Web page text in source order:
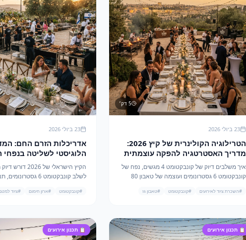
5 דק׳
23 ביולי 2026
הטרילוגיה הקולינרית של קיץ 2026:
מדריך האסטרטגיה להפקה עוצמתית
עם השילוש המנצח של מהמהאיך משלבים דיוק של קונבקטומט 4 מגשים, נפח של
קונבקטומט 6 גסטרונומים ועוצמה של טאבון 80
ביותר של 2026.
#השכרת ציוד לאירועים #קונבקטומט #טאבון גז
23 ביולי 2026
אדריכלות הזרם החם:
הלוגיסטי לשליטה בנפחי
באירועי קיץ
והחימום של מהמה
הקיץ הישראלי של
אחת.
#קונבקטומט #ארון חימום #ציוד
📋 תכנון אירועים 📋 תכנון אירועים